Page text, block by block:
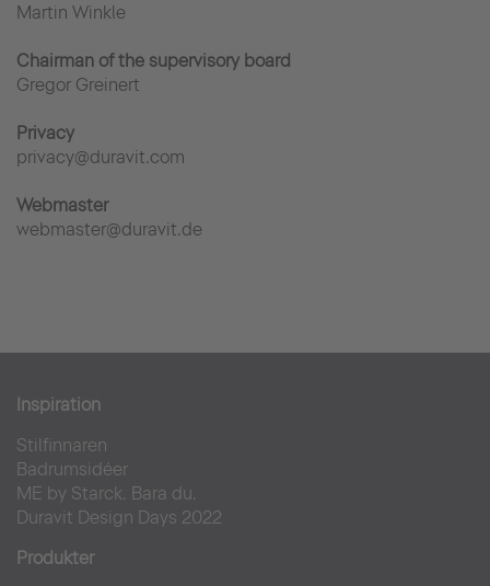
Martin Winkle
Chairman of the supervisory board
Gregor Greinert
Privacy
privacy@duravit.com
Webmaster
webmaster@duravit.de
Inspiration
Stilfinnaren
Badrumsidéer
ME by Starck. Bara du.
Duravit Design Days 2022
Produkter